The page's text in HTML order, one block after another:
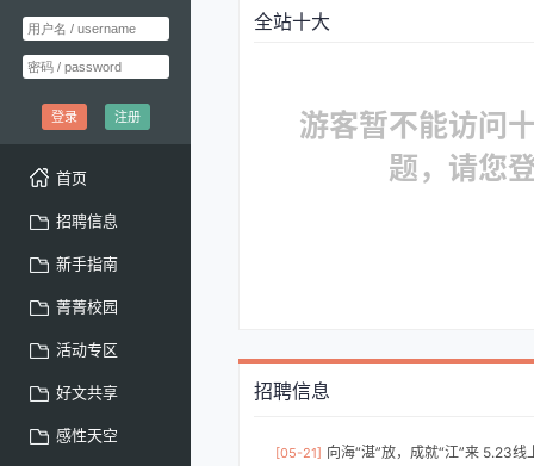
登录 注册
首页
招聘信息
新手指南
菁菁校园
活动专区
好文共享
感性天空
全站十大
游客暂不能访问
题，请您
招聘信息
[05-21] 向海“湛”放，成就“江”来 5.23线上直播带岗